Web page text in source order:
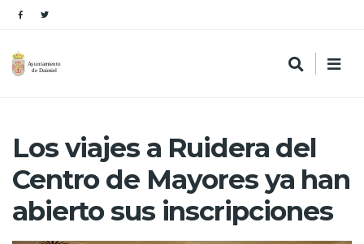
Los viajes a Ruidera del
Centro de Mayores ya han
abierto sus inscripciones